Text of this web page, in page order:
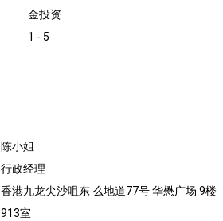
金投资
1 - 5
陈小姐
行政经理
香港九龙尖沙咀东 么地道77号 华懋广场 9楼
913室